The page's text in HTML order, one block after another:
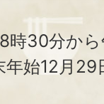
時30分か
年始12月